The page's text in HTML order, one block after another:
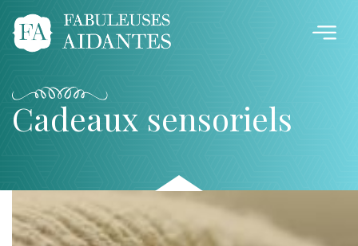
Cadeaux sensoriels